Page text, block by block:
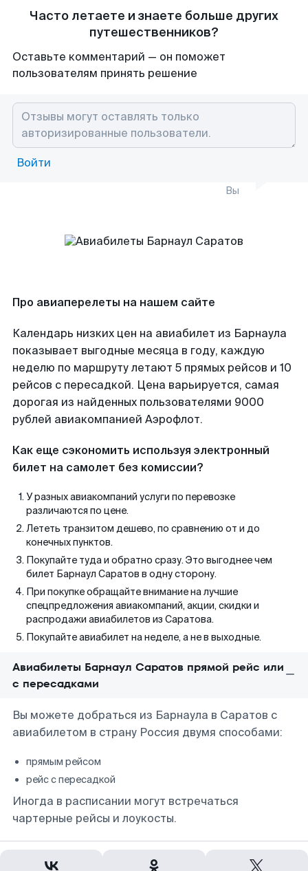
Часто летаете и знаете больше других
путешественников?
Оставьте комментарий — он поможет
пользователям принять решение
Войти
Вы
Про авиаперелеты на нашем сайте
Календарь низких цен на авиабилет из Барнаула
показывает выгодные месяца в году, каждую
неделю по маршруту летают 5 прямых рейсов и 10
рейсов с пересадкой. Цена варьируется, самая
дорогая из найденных пользователями 9000
рублей авиакомпанией Аэрофлот.
Как еще сэкономить используя электронный
билет на самолет без комиссии?
У разных авиакомпаний услуги по перевозке
различаются по цене.
Лететь транзитом дешево, по сравнению от и до
конечных пунктов.
Покупайте туда и обратно сразу. Это выгоднее чем
билет Барнаул Саратов в одну сторону.
При покупке обращайте внимание на лучшие
спецпредложения авиакомпаний, акции, скидки и
распродажи авиабилетов из Саратова.
Покупайте авиабилет на неделе, а не в выходные.
Авиабилеты Барнаул Саратов прямой рейс или
с пересадками
Вы можете добраться из Барнаула в Саратов с
авиабилетом в страну Россия двумя способами:
прямым рейсом
рейс с пересадкой
Иногда в расписании могут встречаться
чартерные рейсы и лоукосты.